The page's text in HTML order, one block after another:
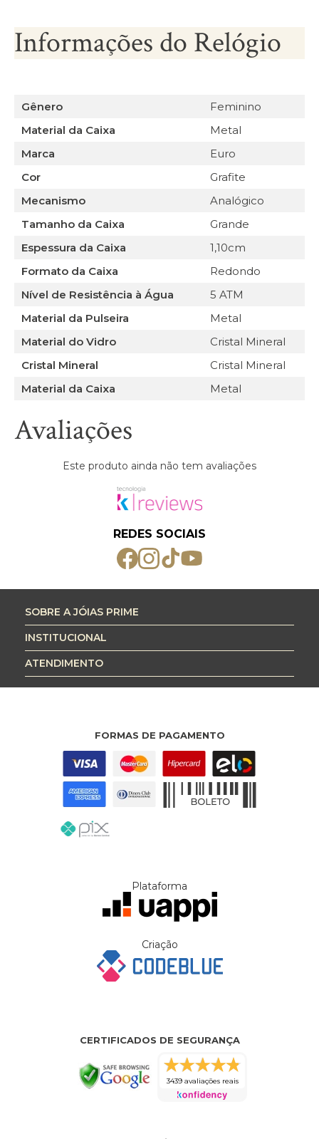
Informações do Relógio
Gênero
Feminino
Material da Caixa
Metal
Marca
Euro
Cor
Grafite
Mecanismo
Analógico
Tamanho da Caixa
Grande
Espessura da Caixa
1,10cm
Formato da Caixa
Redondo
Nível de Resistência à Água
5 ATM
Material da Pulseira
Metal
Material do Vidro
Cristal Mineral
Cristal Mineral
Cristal Mineral
Material da Caixa
Metal
Avaliações
Este produto ainda não tem avaliações
REDES SOCIAIS
SOBRE A JÓIAS PRIME
INSTITUCIONAL
ATENDIMENTO
FORMAS DE PAGAMENTO
Plataforma
Criação
CERTIFICADOS DE SEGURANÇA
3439 avaliações reais